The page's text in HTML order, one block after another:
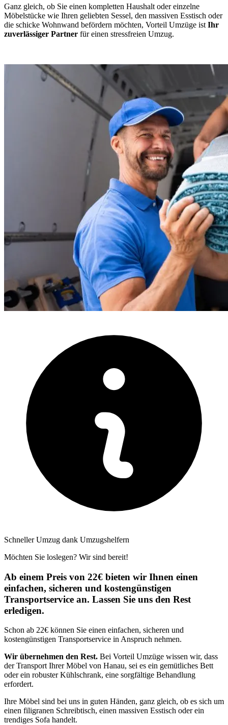
Ganz gleich, ob Sie einen kompletten Haushalt oder einzelne
Möbelstücke wie Ihren geliebten Sessel, den massiven Esstisch oder
die schicke Wohnwand befördern möchten, Vorteil Umzüge ist Ihr
zuverlässiger Partner für einen stressfreien Umzug.
Schneller Umzug dank Umzugshelfern
Möchten Sie loslegen? Wir sind bereit!
Ab einem Preis von 22€ bieten wir Ihnen einen
einfachen, sicheren und kostengünstigen
Transportservice an. Lassen Sie uns den Rest
erledigen.
Schon ab 22€ können Sie einen einfachen, sicheren und
kostengünstigen Transportservice in Anspruch nehmen.
Wir übernehmen den Rest. Bei Vorteil Umzüge wissen wir, dass
der Transport Ihrer Möbel von Hanau, sei es ein gemütliches Bett
oder ein robuster Kühlschrank, eine sorgfältige Behandlung
erfordert.
Ihre Möbel sind bei uns in guten Händen, ganz gleich, ob es sich um
einen filigranen Schreibtisch, einen massiven Esstisch oder ein
trendiges Sofa handelt.